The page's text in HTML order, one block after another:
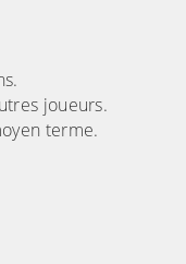
joueurs.
terme.